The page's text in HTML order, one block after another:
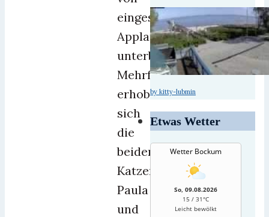
eingespieltem
Applaus
unterbrochen.
Mehrfach
erhoben
sich
die
beiden
Katzen
Paula
und
by kitty-lubmin
Etwas Wetter
Wetter Bockum
So, 09.08.2026
15 / 31°C
Leicht bewölkt